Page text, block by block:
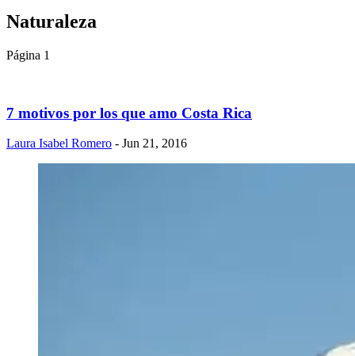
Naturaleza
Página 1
7 motivos por los que amo Costa Rica
Laura Isabel Romero - Jun 21, 2016